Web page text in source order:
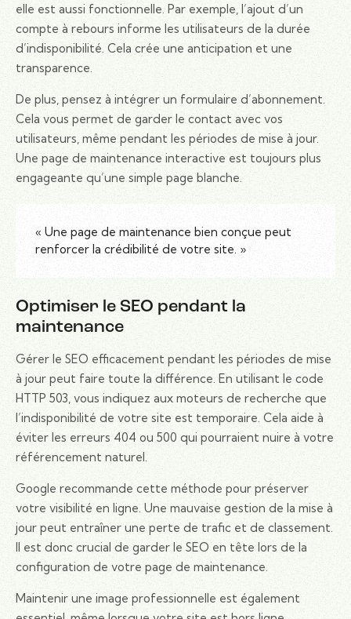
elle est aussi fonctionnelle. Par exemple, l’ajout d’un
compte à rebours informe les utilisateurs de la durée
d’indisponibilité. Cela crée une anticipation et une
transparence.
De plus, pensez à intégrer un formulaire d’abonnement.
Cela vous permet de garder le contact avec vos
utilisateurs, même pendant les périodes de mise à jour.
Une page de maintenance interactive est toujours plus
engageante qu’une simple page blanche.
« Une page de maintenance bien conçue peut
renforcer la crédibilité de votre site. »
Optimiser le SEO pendant la
maintenance
Gérer le SEO efficacement pendant les périodes de mise
à jour peut faire toute la différence. En utilisant le code
HTTP 503, vous indiquez aux moteurs de recherche que
l’indisponibilité de votre site est temporaire. Cela aide à
éviter les erreurs 404 ou 500 qui pourraient nuire à votre
référencement naturel.
Google recommande cette méthode pour préserver
votre visibilité en ligne. Une mauvaise gestion de la mise à
jour peut entraîner une perte de trafic et de classement.
Il est donc crucial de garder le SEO en tête lors de la
configuration de votre page de maintenance.
Maintenir une image professionnelle est également